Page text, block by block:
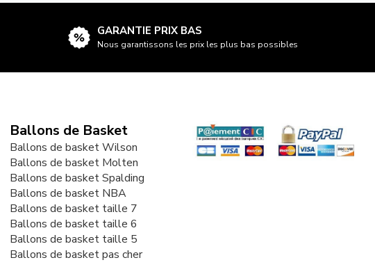
GARANTIE PRIX BAS
Nous garantissons les prix les plus bas possibles
Ballons de Basket
Ballons de basket Wilson
Ballons de basket Molten
Ballons de basket Spalding
Ballons de basket NBA
Ballons de basket taille 7
Ballons de basket taille 6
Ballons de basket taille 5
Ballons de basket pas cher